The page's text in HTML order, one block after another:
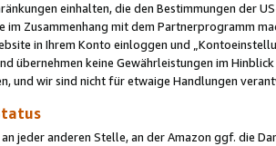
einhalten, die den Bestimmungen der
im Zusammenhang mit dem Partnerprogramm
in Ihrem Konto einloggen und
übernehmen keine Gewährleistungen im
und wir sind nicht für etwaige Handlungen
jeder anderen Stelle, an der Amazon ggf. die